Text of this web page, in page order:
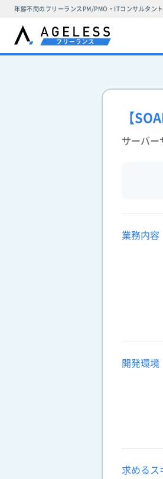
年齢不問のフリーランスPM/PMO・ITコンサルタン
【
サーバー
業務内容
開発環境
求めるス